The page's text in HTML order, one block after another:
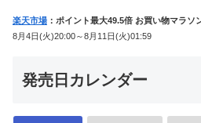
楽天市場 ：ポイント最大49.5倍 お買い物マラソ
8月4日(火)20:00～8月11日(火)01:59
発売日カレンダー